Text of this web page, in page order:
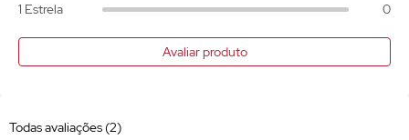
1 Estrela
0
Avaliar produto
Todas avaliações (2)